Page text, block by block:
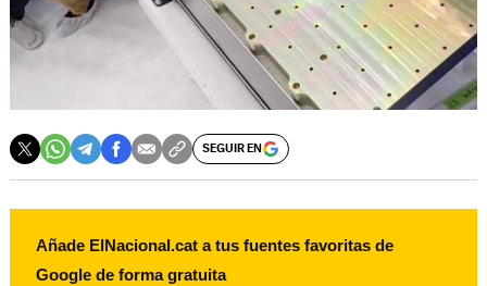
SEGUIR EN
Añade ElNacional.cat a tus fuentes favoritas de
Google de forma gratuita